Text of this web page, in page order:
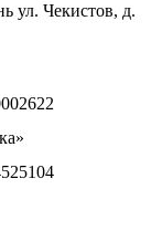
ул. Чекистов, д.